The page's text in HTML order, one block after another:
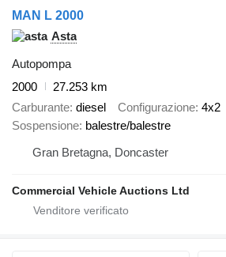
MAN L 2000
Asta
Autopompa
2000
27.253 km
Carburante diesel Configurazione 4x2
Sospensione balestre/balestre
Gran Bretagna, Doncaster
Commercial Vehicle Auctions Ltd